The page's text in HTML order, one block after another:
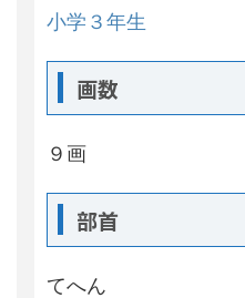
小学３年生
画数
９画
部首
てへん